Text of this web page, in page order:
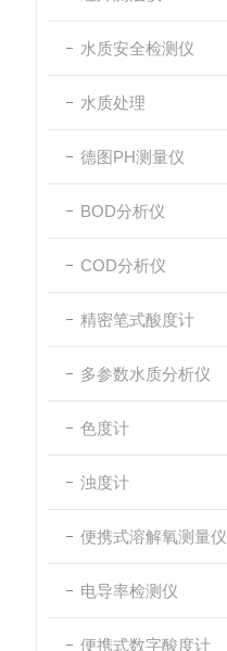
水质安全检测仪
水质处理
德图PH测量仪
BOD分析仪
COD分析仪
精密笔式酸度计
多参数水质分析仪
色度计
浊度计
便携式溶解氧测量仪
电导率检测仪
便携式数字酸度计